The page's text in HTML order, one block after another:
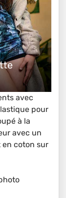
avec
pour
à la
avec un
en coton sur